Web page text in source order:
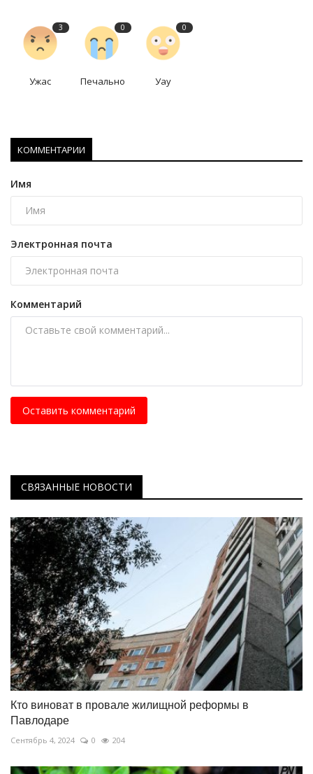
3
Ужас
0
Печально
0
Уау
КОММЕНТАРИИ
Имя
Электронная почта
Комментарий
Оставить комментарий
СВЯЗАННЫЕ НОВОСТИ
Кто виноват в провале жилищной реформы в
Павлодаре
Сентябрь 4, 2024 0 204